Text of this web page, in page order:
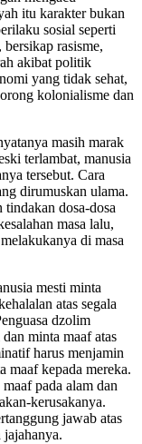
itu karakter bukan
sosial seperti
rasisme,
akibat politik
yang tidak sehat,
kolonialisme dan
masih marak
terlambat, manusia
tersebut. Cara
dirumuskan ulama.
dosa-dosa
masa lalu,
di masa
mesti minta
atas segala
dzolim
minta maaf atas
harus menjamin
maaf kepada mereka.
pada alam dan
kerusakanya.
jawab atas
jajahanya.